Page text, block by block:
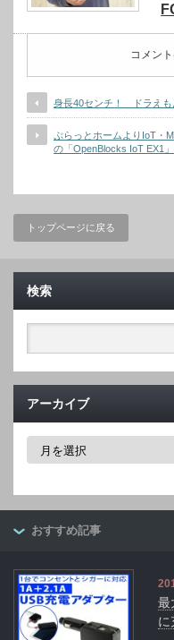
コメン
身長40センチ！ ドラえも
ぷらっとホームよりIoT・
の「OpenBlocks IoT EX1
トップページに戻る
検索
アーカイブ
ア
ブ
おすすめ記事
最
に